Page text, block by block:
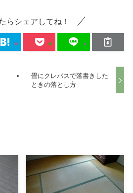
らシェアしてね！
畳にクレパスで落書きした
ときの落とし方